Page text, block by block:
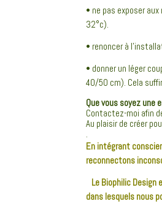
• ne pas exposer
32°c).
• renoncer à
• donner un léger
40/50 cm). Cela
Que vous soyez une
Contactez-moi afin
Au plaisir de créer
.
En intégrant
reconnectons
Le Biophilic Design
dans lesquels nous